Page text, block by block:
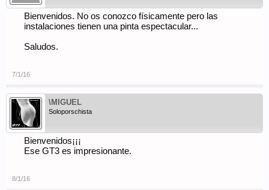
Bienvenidos. No os conozco físicamente pero las
instalaciones tienen una pinta espectacular...
Saludos.
7/1/16
\MIGUEL
Soloporschista
Bienvenidos¡¡¡
Ese GT3 es impresionante.
8/1/16